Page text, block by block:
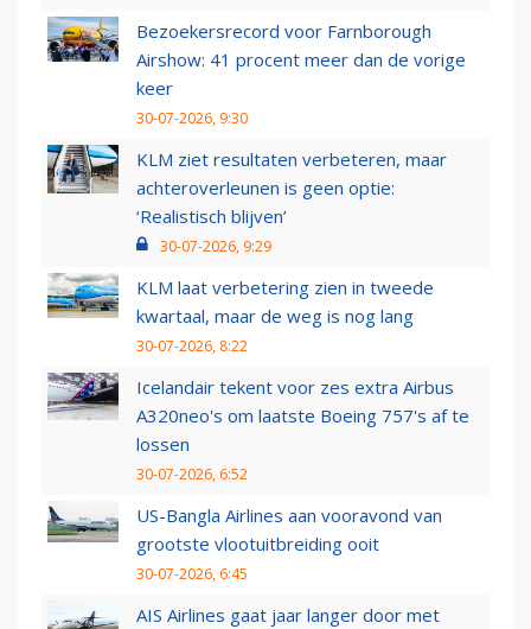
Bezoekersrecord voor Farnborough
Airshow: 41 procent meer dan de vorige
keer
30-07-2026, 9:30
KLM ziet resultaten verbeteren, maar
achteroverleunen is geen optie:
‘Realistisch blijven’
30-07-2026, 9:29
KLM laat verbetering zien in tweede
kwartaal, maar de weg is nog lang
30-07-2026, 8:22
Icelandair tekent voor zes extra Airbus
A320neo's om laatste Boeing 757's af te
lossen
30-07-2026, 6:52
US-Bangla Airlines aan vooravond van
grootste vlootuitbreiding ooit
30-07-2026, 6:45
AIS Airlines gaat jaar langer door met